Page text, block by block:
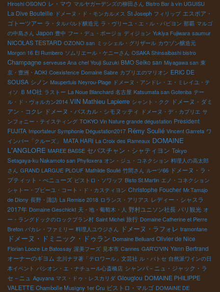
Hiroshi OSONO レ・マウ マルヤガーデンズの柳田さん Bistro Bar à vin UGUISU
La Dive Bouteille ドメーヌ・ド・モンカルメス St Joseph フィリップ エスポア・
ゴトーツアー ラ・タルバルド醸造元 ラ・ヴリーユ・エ・ル・パピヨン 那覇 マルゴ
の中島さん Japon 豊中 フー・デュ・ボージョ ディジョン Yukiya Fujiwara saumur
NICOLAS TESTARD OZONO san ミッシェル・グリザール カウゾン醸造元
Morgon 16 El Rumbero ソムリエール・ケニーさん OSAKA Shinsaibashi bistro
Champagne serveuse Ana chef Youji Suzuki BMO Seiko san Miyagawa san 東
京・豊洲・AOKI Coexistence Domaine Sabre カプリエのマリオン ERIC DE
SOUSA シノン Maupertuis Neyrou-Plage ドメーヌ・アンドレ・エ・ミレイユ・テ
ィソ ＢＭО社 ラストー La Noue Blanchard 名古屋 Katsumata san Gotenba テー
ル・ド・ヴォルカン2014 VIN Mathieu Lapierre シャント・クク
ドメーヌ・ダミ
アン・コクレ ドメーヌ・パスカル・シモヌッティ ドメーヌ・デ・カプリエ サ
ンフォニー・テイスティング TOKYO Vin Nature grande dégustation President
FUJITA Importateur Symphonie Dégustation2017 Rémy Soulié Vincent Garreta ワ
インバー「クルーズ」
MATA HARI La Croix des Rameaux DOMAINE
L'ANGLORE MAREE BASSE セバスチャン・シャティヨン Tokyo
Setagaya-ku Nakamoto san Phylloxera オン・ジュ・コネクション 料理人の高太郎
さん GRAND LARGUE PLOUF Mathilde Soulié 竹間さん ルーツ66 ドメーヌ・ラ・
プティット・べニューズ ビストロ・ソワッフ Bisto St.Martin エノ・コネクション
シャトー・プピーユ・コート・ド・カスティヨン Christophe Foucher Mr.Tamajo
de Diony 長野・諏訪 La Remise 2018 ロランス・アリアス レディー・シャスラ
2017年 Domaine Geschickt 天・地・葡萄木・人 野村ユニソン社長 パリ観光 オ
ー・ラングドックのロックブラン村 Saint Michel 旅行 Domaine Catherine et Pierre
Breton パカレ・ファミリー 料理人ユウジさん ドメーヌ・ラフォレ tramontane
ドメーヌ・ドミニック・ドゥラン Domaine Belluard Olivier de Nice
Florian Looze Le Batossay 渥美フーズ 見本市 Cannes GAR'O'VIN Yann Bertrand
オーナーのギヨム 北川ナヲ著「テロワール」文芸社 ル・バトセ 自然派ワインの日
本イベント パシオン・エ・ナチュール心斎橋店 シャンパ－ニュ・ジャック・ラ
セ－ニュ Aguyana マス・ドゥ・レスカリダ Glouglou DOMAINE PHILIPPE
VALETTE Chambolle Musigny 1er Cru ビストロ・マルゴ DOMAINE DE